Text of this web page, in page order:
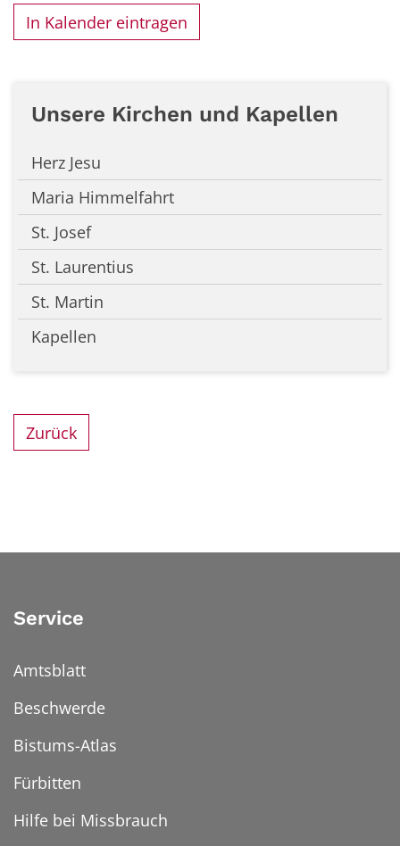
In Kalender eintragen
Unsere Kirchen und Kapellen
Herz Jesu
Maria Himmelfahrt
St. Josef
St. Laurentius
St. Martin
Kapellen
Zurück
Service
Amtsblatt
Beschwerde
Bistums-Atlas
Fürbitten
Hilfe bei Missbrauch